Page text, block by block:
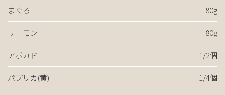
まぐろ 80g
サーモン 80g
アボカド 1/2個
パプリカ(黄) 1/4個